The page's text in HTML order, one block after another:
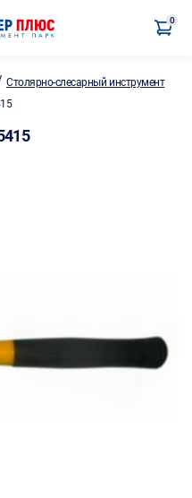
0
Столярно-слесарный инструмент